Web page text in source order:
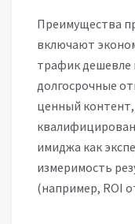
Преимущества
включают
трафик дешевле
долгосрочные
ценный
имиджа как
измеримость
(например, ROI